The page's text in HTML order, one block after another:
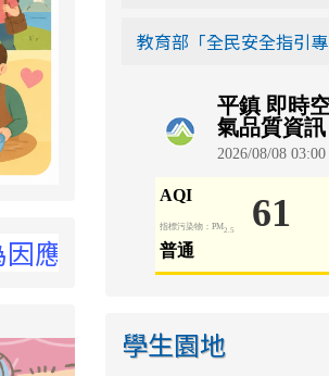
NCC官網
教育部「全民安全指引專
學生園地